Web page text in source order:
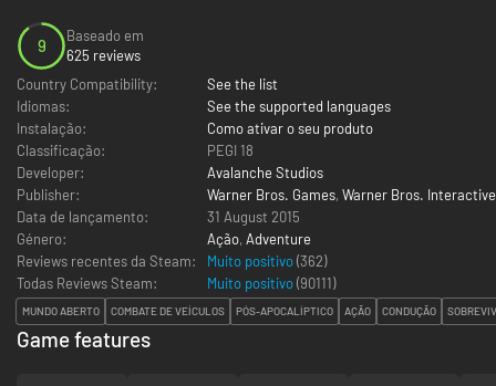
9
Baseado em
625 reviews
Country Compatibility:
See the list
Idiomas:
See the supported languages
Instalação:
Como ativar o seu produto
Classificação:
PEGI 18
Developer:
Avalanche Studios
Publisher:
Warner Bros. Games, Warner Bros.
Data de lançamento:
31 August 2015
Género:
Ação, Adventure
Reviews recentes da Steam:
Muito positivo(362)
Todas Reviews Steam:
Muito positivo(90111)
MUNDO ABERTO COMBATE DE VEÍCULOS PÓS-APOCALÍPTICO AÇÃO CONDUÇÃO
Game features